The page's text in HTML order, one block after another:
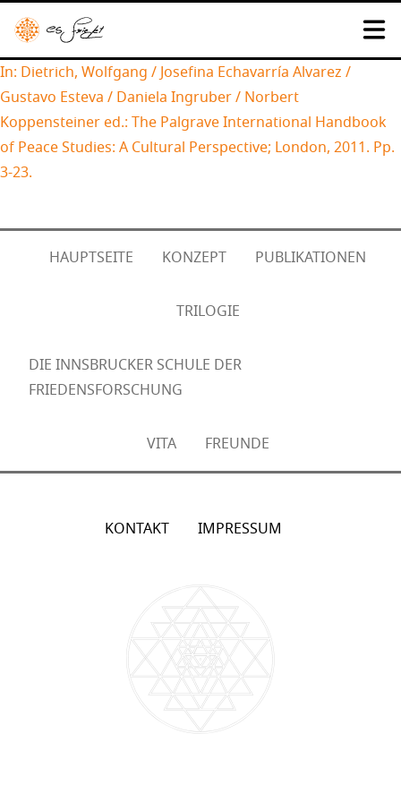
In: Dietrich, Wolfgang / Josefina Echavarría Alvarez /
Gustavo Esteva / Daniela Ingruber / Norbert
Koppensteiner ed.: The Palgrave International Handbook
of Peace Studies: A Cultural Perspective; London, 2011. Pp.
3-23.
HAUPTSEITE KONZEPT PUBLIKATIONEN
TRILOGIE
DIE INNSBRUCKER SCHULE DER
FRIEDENSFORSCHUNG
VITA FREUNDE
KONTAKT IMPRESSUM